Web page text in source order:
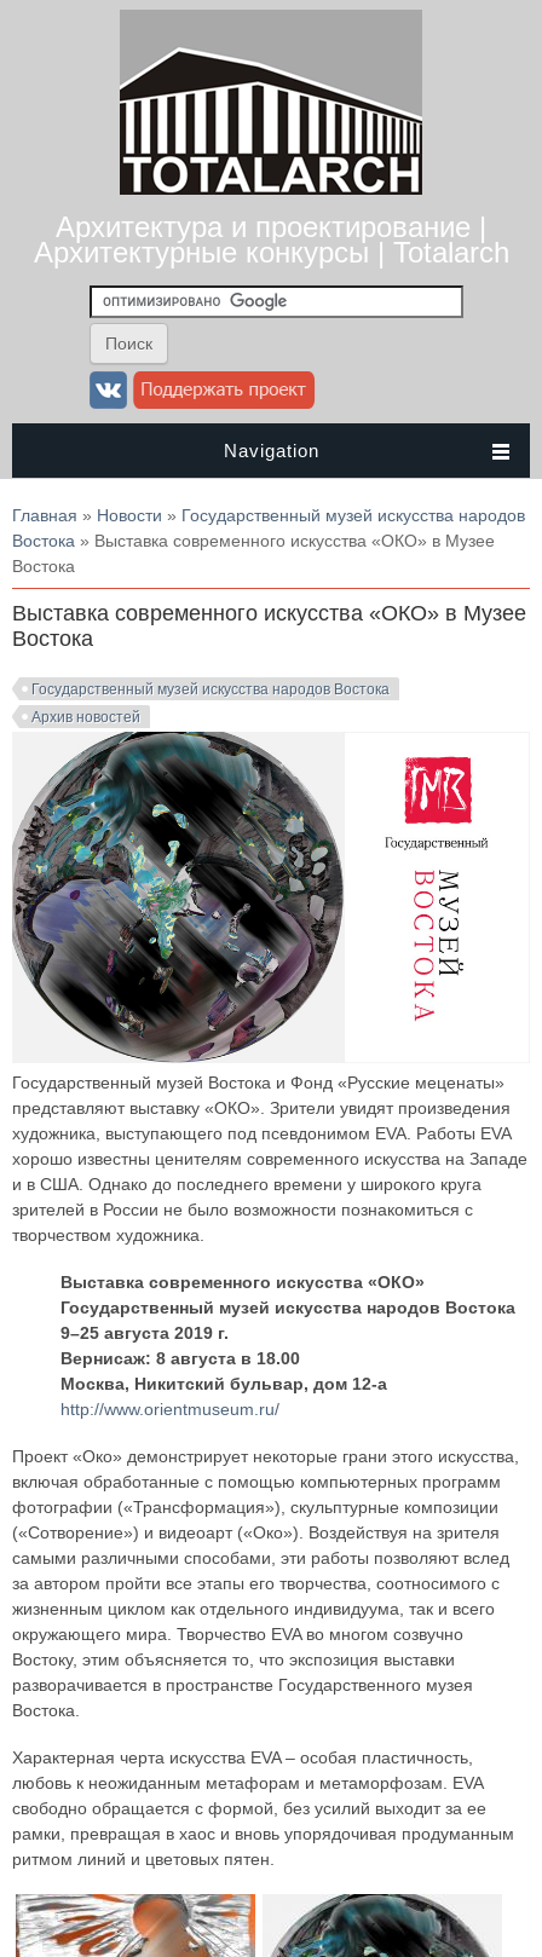
Архитектура и проектирование |
Архитектурные конкурсы | Totalarch
Navigation
Вы здесь
Главная » Новости » Государственный музей искусства народов
Востока » Выставка современного искусства «ОКО» в Музее
Востока
Выставка современного искусства «ОКО» в Музее
Востока
Государственный музей искусства народов Востока
Архив новостей
Государственный музей Востока и Фонд «Русские меценаты»
представляют выставку «ОКО». Зрители увидят произведения
художника, выступающего под псевдонимом EVA. Работы EVA
хорошо известны ценителям современного искусства на Западе
и в США. Однако до последнего времени у широкого круга
зрителей в России не было возможности познакомиться с
творчеством художника.
Выставка современного искусства «ОКО»
Государственный музей искусства народов Востока
9–25 августа 2019 г.
Вернисаж: 8 августа в 18.00
Москва, Никитский бульвар, дом 12-а
http://www.orientmuseum.ru/
Проект «Око» демонстрирует некоторые грани этого искусства,
включая обработанные с помощью компьютерных программ
фотографии («Трансформация»), скульптурные композиции
(«Сотворение») и видеоарт («Око»). Воздействуя на зрителя
самыми различными способами, эти работы позволяют вслед
за автором пройти все этапы его творчества, соотносимого с
жизненным циклом как отдельного индивидуума, так и всего
окружающего мира. Творчество EVA во многом созвучно
Востоку, этим объясняется то, что экспозиция выставки
разворачивается в пространстве Государственного музея
Востока.
Характерная черта искусства EVA – особая пластичность,
любовь к неожиданным метафорам и метаморфозам. EVA
свободно обращается с формой, без усилий выходит за ее
рамки, превращая в хаос и вновь упорядочивая продуманным
ритмом линий и цветовых пятен.